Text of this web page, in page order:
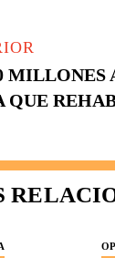
MILLONES
QUE